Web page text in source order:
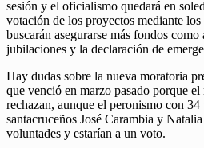
sesión y el oficialismo quedará en
votación de los proyectos mediante
buscarán asegurarse más fondos
jubilaciones y la declaración de
Hay dudas sobre la nueva moratoria
que venció en marzo pasado porque
rechazan, aunque el peronismo con 34
santacruceños José Carambia y
voluntades y estarían a un voto.